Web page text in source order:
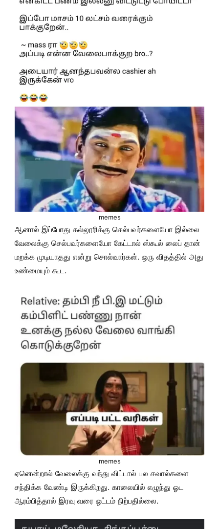
memes
ஆனால் இப்போது கல்லூரிக்கு செல்பவர்களையோ இல்லை
வேலைக்கு செல்பவர்களையோ கேட்டால் ஸ்கூல் லைப் தான்
மறக்க முடியாதது என்று சொல்வார்கள். ஒரு விதத்தில் அது
உண்மையும் கூட.
memes
ஏனென்றால் வேலைக்கு வந்து விட்டால் பல சவால்களை
சந்திக்க வேண்டி இருக்கிறது. காலையில் எழுந்து ஓட
ஆரம்பித்தால் இரவு வரை ஓட்டம் நிற்பதில்லை.